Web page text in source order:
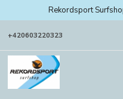
Rekordsport
+420603220323